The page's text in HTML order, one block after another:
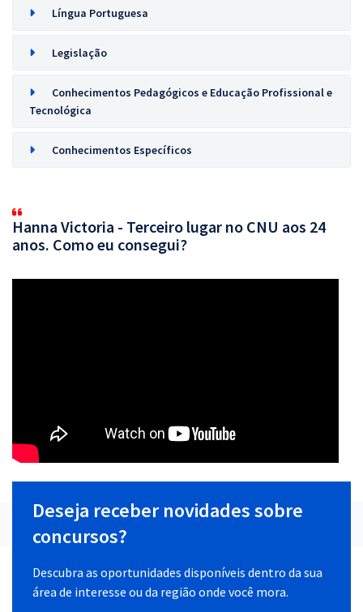
Língua Portuguesa
Legislação
Conhecimentos Pedagógicos e Educação Profissional e
Tecnológica
Conhecimentos Específicos
Hanna Victoria - Terceiro lugar no CNU aos 24
anos. Como eu consegui?
Deseja receber novidades sobre
concursos?
Descubra as oportunidades disponíveis dentro da sua
área de interesse ou da região onde você mora.